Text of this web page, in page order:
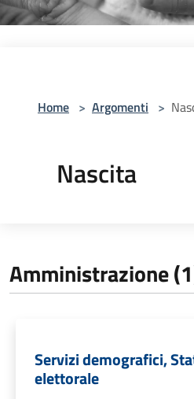
Home > Argomenti >
Nascita
Amministrazione
Servizi demografici,
elettorale